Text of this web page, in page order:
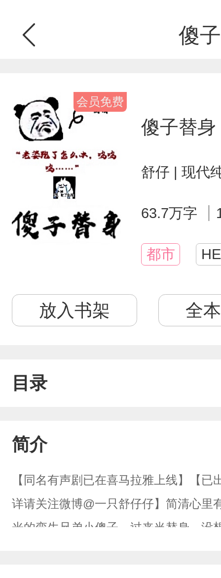
傻
会员免费
傻子替身
舒仔 | 现代
63.7万字
都市 HE
放入书架 全
目录
简介
【同名有声剧已在喜马拉雅上线】【
详请关注微博@一只舒仔仔】简清心里
光的孪生兄弟小傻子，过来当替身。没